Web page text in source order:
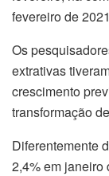
fevereiro de
Os
extrativas
crescimento
transformação
Diferentemente
2,4% em janeiro